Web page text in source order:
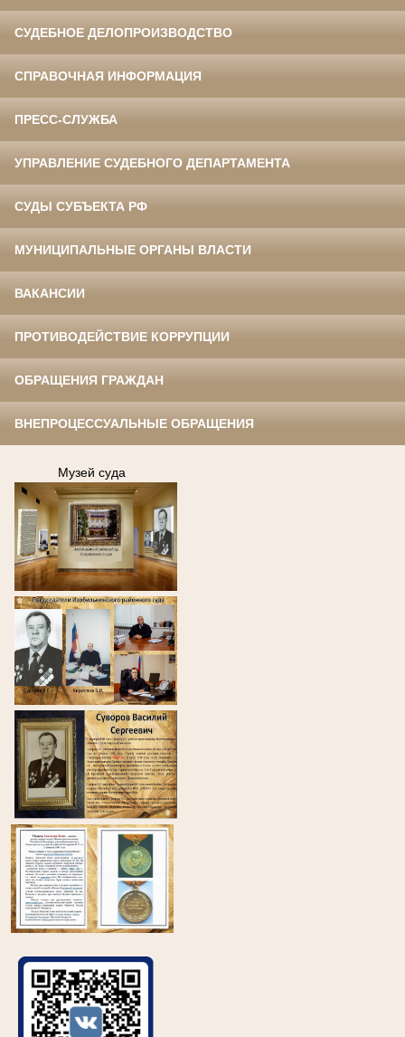
СУДЕБНОЕ ДЕЛОПРОИЗВОДСТВО
СПРАВОЧНАЯ ИНФОРМАЦИЯ
ПРЕСС-СЛУЖБА
УПРАВЛЕНИЕ СУДЕБНОГО ДЕПАРТАМЕНТА
СУДЫ СУБЪЕКТА РФ
МУНИЦИПАЛЬНЫЕ ОРГАНЫ ВЛАСТИ
ВАКАНСИИ
ПРОТИВОДЕЙСТВИЕ КОРРУПЦИИ
ОБРАЩЕНИЯ ГРАЖДАН
ВНЕПРОЦЕССУАЛЬНЫЕ ОБРАЩЕНИЯ
Музей суда